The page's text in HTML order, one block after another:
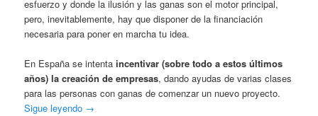
esfuerzo y donde la ilusión y las ganas son el motor principal,
pero, inevitablemente, hay que disponer de la financiación
necesaria para poner en marcha tu idea.
En España se intentaincentivar (sobre todo a estos últimos
años) la creación de empresas, dando ayudas de varias clases
para las personas con ganas de comenzar un nuevo proyecto.
Sigue leyendo →